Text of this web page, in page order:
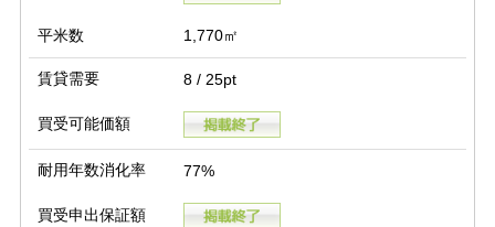
平米数 1,770㎡
賃貸需要 8 / 25pt
買受可能価額
耐用年数消化率 77%
買受申出保証額